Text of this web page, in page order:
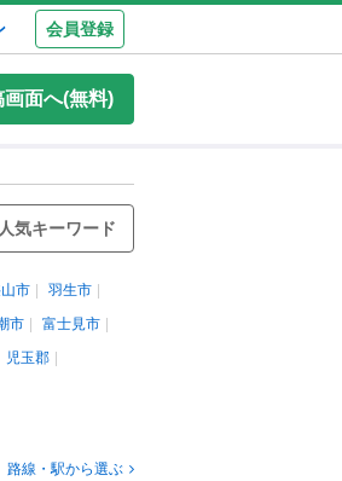
会員登録
画面へ(無料)
人気キーワード
市
羽生市
市
富士見市
児玉郡
路線・駅から選ぶ